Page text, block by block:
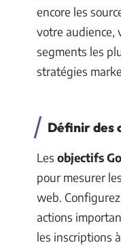
encore les
votre audience,
segments les
stratégies
Définir des
Les objectifs
pour mesurer
web.
actions
les inscriptions